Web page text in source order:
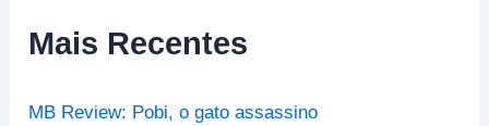
s
a
o
Mais Recentes
MB Review: Pobi, o gato assassino